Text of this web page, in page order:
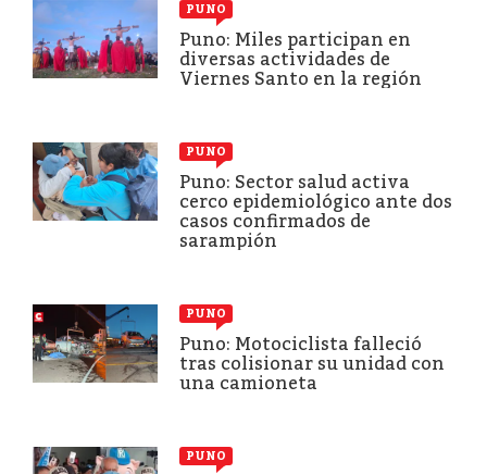
PUNO
Puno: Miles participan en
diversas actividades de
Viernes Santo en la región
PUNO
Puno: Sector salud activa
cerco epidemiológico ante dos
casos confirmados de
sarampión
PUNO
Puno: Motociclista falleció
tras colisionar su unidad con
una camioneta
PUNO